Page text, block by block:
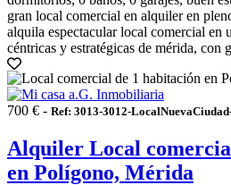
gran local comercial en alquiler en
alquila espectacular local comercial en
céntricas y estratégicas de mérida, con
700 € - Ref: 3013-3012-
Alquiler Local
en Polígono, Mérida